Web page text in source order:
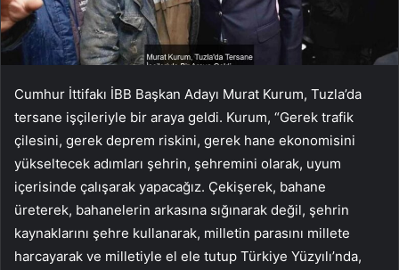
Cumhur İttifakı İBB Başkan Adayı Murat Kurum, Tuzla’da
tersane işçileriyle bir araya geldi. Kurum, “Gerek trafik
çilesini, gerek deprem riskini, gerek hane ekonomisini
yükseltecek adımları şehrin, şehremini olarak, uyum
içerisinde çalışarak yapacağız. Çekişerek, bahane
üreterek, bahanelerin arkasına sığınarak değil, şehrin
kaynaklarını şehre kullanarak, milletin parasını millete
harcayarak ve milletiyle el ele tutup Türkiye Yüzyılı’nda,